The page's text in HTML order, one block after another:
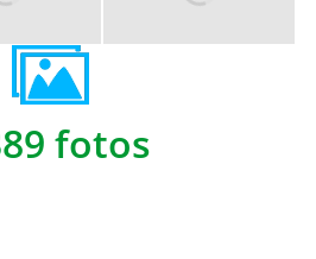
fotos